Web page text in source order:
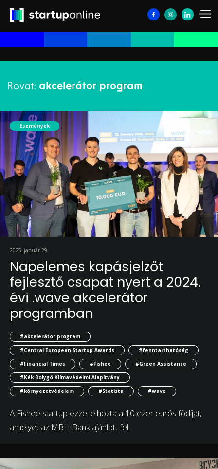
Rovat: akcelerátor program
Események
2025. január 29.
Napelemes kapásjelzőt
fejlesztő csapat nyert a 2024.
évi .wave akcelerátor
programban
#akcelerátor program
#Central European Startup Awards
#fenntarthatóság
#Financial Times
#Fishee
#Green Assistance
#Kék Bolygó Klímavédelmi Alapítvány
#környezetvédelem
#Statista #wave
A Fishee startup ezzel elhozta a 10 ezer eurós fődíjat,
amelyet az MBH Bank ajánlott fel.